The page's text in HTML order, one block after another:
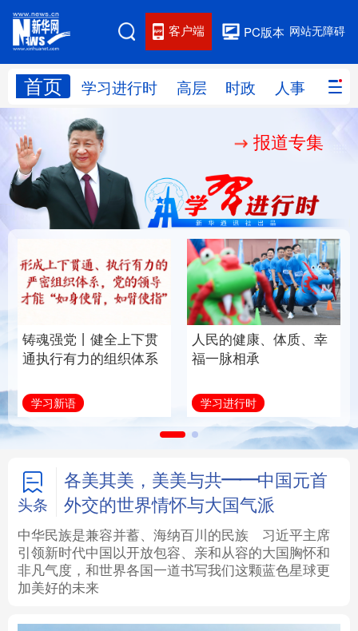
网站无障碍
PC版本
客户端
首页 学习进行时 高层 时政 人事 国际
网站地图
学习进行时 人事
国际 财经 网评
思客智库 全球连线 教育
科技 科创 量子 体育
文化 书画 健康 军事
访谈 视频 图片 政务
信息化 数字经济
学术中国 乡村振兴 银龄 溯源中国
城市 旅游 能源
彩票 娱乐 时尚 悦读
公益
报道专集
铸魂强党丨健全上下贯
通执行有力的组织体系
学习新语
人民的健康、体质、幸
福一脉相承
学习进行时
头条
各美其美，美美与共——中国元首
外交的世界情怀与大国气派
中华民族是兼容并蓄、海纳百川的民族
习近平主席
引领新时代中国以开放包容、亲和从容的大国胸怀和
非凡气度，和世界各国一道书写我们这颗蓝色星球更
加美好的未来